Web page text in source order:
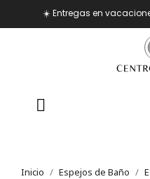
☀️ Entregas en
Inicio Espejos de Baño